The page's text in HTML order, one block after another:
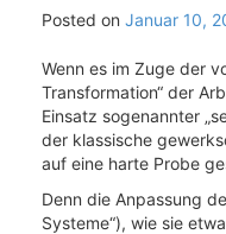
Posted on Januar 10,
Wenn es im Zuge der
Transformation“ der
Einsatz sogenannter
der klassische
auf eine harte Probe
Denn die Anpassung
Systeme“), wie sie